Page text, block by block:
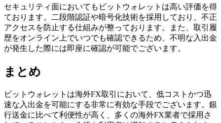
セキュリティ面においてもビットウォレットは高い評価を得
ております。二段階認証や暗号化技術を採用しており、不正
アクセスを防止する仕組みが整っております。また、取引履
歴をオンライン上でいつでも確認できるため、不明な入出金
が発生した際には即座に確認が可能でございます。
まとめ
ビットウォレットは海外FX取引において、低コストかつ迅
速な入出金を可能にする非常に有効な手段でございます。銀
行送金に比べて利便性が高く、多くの海外FX業者で採用さ